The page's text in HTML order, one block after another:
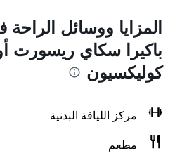
المزايا ووسائل
باكيرا سكاي ريسورت
كوليكسيون
مركز اللياقة البدنية
مطعم